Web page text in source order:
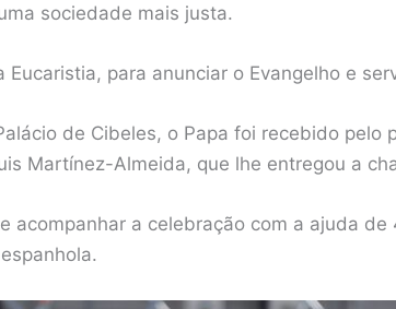
sociedade mais justa.
Eucaristia, para anunciar o Evangelho e
de Cibeles, o Papa foi recebido pelo
Martínez-Almeida, que lhe entregou a
acompanhar a celebração com a ajuda